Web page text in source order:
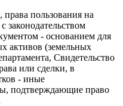
пользования на
законодательством
- основанием для
активов (земельных
Свидетельство
или сделки, в
- иные
подтверждающие право